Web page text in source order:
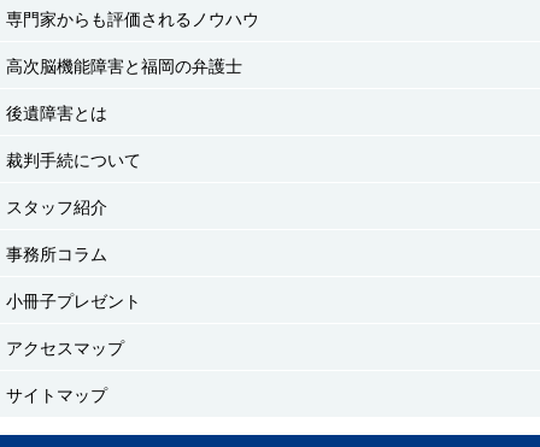
専門家からも評価されるノウハウ
高次脳機能障害と福岡の弁護士
後遺障害とは
裁判手続について
スタッフ紹介
事務所コラム
小冊子プレゼント
アクセスマップ
サイトマップ